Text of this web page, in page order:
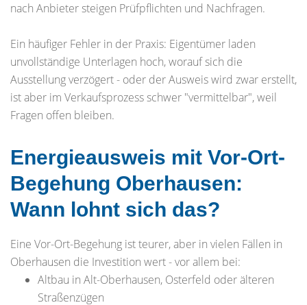
nach Anbieter steigen Prüfpflichten und Nachfragen.
Ein häufiger Fehler in der Praxis: Eigentümer laden
unvollständige Unterlagen hoch, worauf sich die
Ausstellung verzögert - oder der Ausweis wird zwar erstellt,
ist aber im Verkaufsprozess schwer "vermittelbar", weil
Fragen offen bleiben.
Energieausweis mit Vor-Ort-
Begehung Oberhausen:
Wann lohnt sich das?
Eine Vor-Ort-Begehung ist teurer, aber in vielen Fällen in
Oberhausen die Investition wert - vor allem bei:
Altbau in Alt-Oberhausen, Osterfeld oder älteren
Straßenzügen